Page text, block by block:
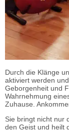
Durch die Klänge
aktiviert werden
Geborgenheit und
Wahrnehmung
Zuhause.
Sie bringt nicht nur
den Geist und heilt